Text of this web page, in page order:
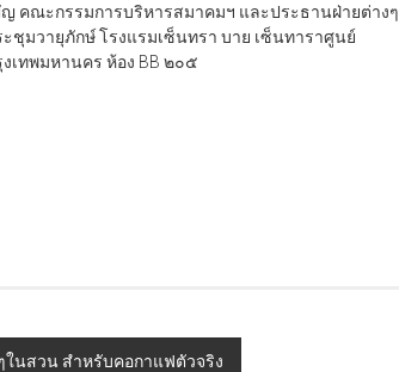
คณะกรรมการบริหารสมาคมฯ และประธานฝ่ายต่างๆ
มวายุภักษ์ โรงแรมเซ็นทรา บาย เซ็นทาราศูนย์
เทพมหานคร ห้อง BB ๒๐๕
นสวน สำหรับคอกาแฟตัวจริง